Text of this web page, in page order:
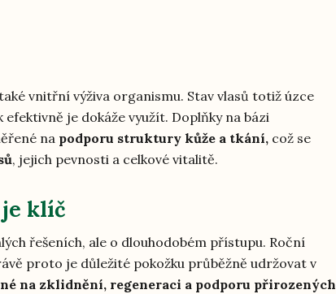
vnitřní výživa organismu. Stav vlasů totiž úzce
je dokáže využít. Doplňky na bázi
na podporu struktury kůže a tkání, což se
, jejich pevnosti a celkové vitalitě.
klíč
řešeních, ale o dlouhodobém přístupu. Roční
proto je důležité pokožku průběžně udržovat v
na zklidnění, regeneraci a podporu přirozených